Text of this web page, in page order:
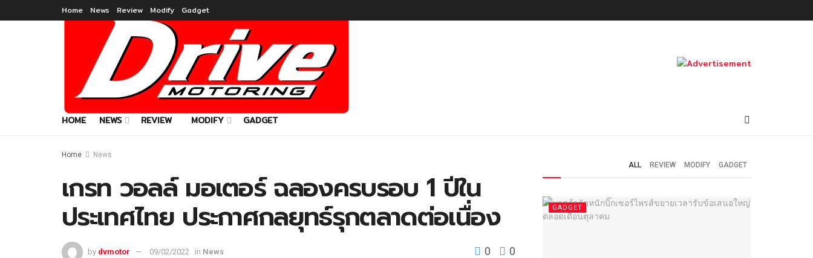
Home News Review Modify Gadget
HOME NEWS REVIEW MODIFY GADGET
Home News
เกรท วอลล์ มอเตอร์ ฉลองครบรอบ 1 ปีใน
ประเทศไทย ประกาศกลยุทธ์รุกตลาดต่อเนื่อง
by dvmotor 09/02/2022 in News 0 0
ALL REVIEW MODIFY GADGET
GADGET